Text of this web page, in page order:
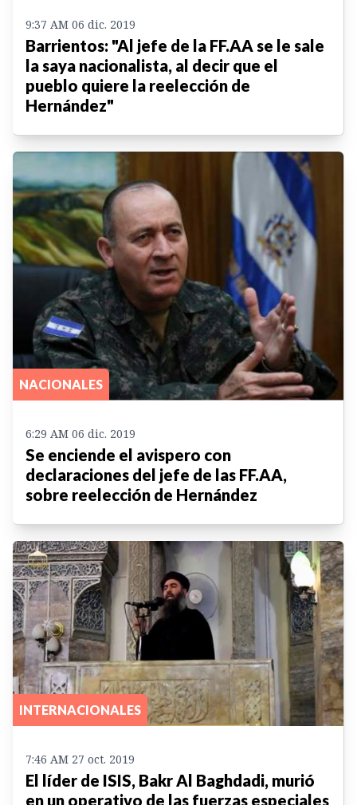
9:37 AM 06 dic. 2019
Barrientos: "Al jefe de la FF.AA se le sale
la saya nacionalista, al decir que el
pueblo quiere la reelección de
Hernández"
NACIONALES
6:29 AM 06 dic. 2019
Se enciende el avispero con
declaraciones del jefe de las FF.AA,
sobre reelección de Hernández
INTERNACIONALES
7:46 AM 27 oct. 2019
El líder de ISIS, Bakr Al Baghdadi, murió
en un operativo de las fuerzas especiales